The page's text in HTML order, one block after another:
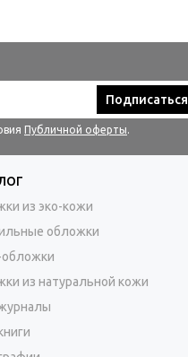
Подписаться
Публичной оферты.
из эко-кожи
обложки
из натуральной кожи